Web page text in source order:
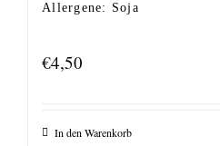
Allergene: Soja
€4,50
In den Warenkorb